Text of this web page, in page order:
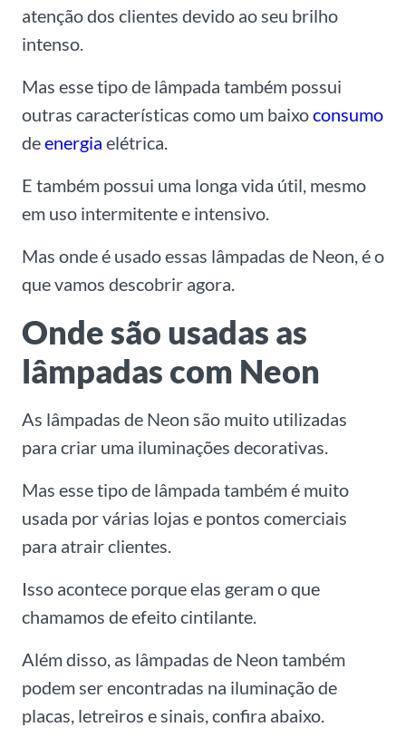
atenção dos clientes devido ao seu brilho
intenso.
Mas esse tipo de lâmpada também possui
outras características como um baixoconsumo
deenergia elétrica.
E também possui uma longa vida útil, mesmo
em uso intermitente e intensivo.
Mas onde é usado essas lâmpadas de Neon, é o
que vamos descobrir agora.
Onde são usadas as
lâmpadas com Neon
As lâmpadas de Neon são muito utilizadas
para criar uma iluminações decorativas.
Mas esse tipo de lâmpada também é muito
usada por várias lojas e pontos comerciais
para atrair clientes.
Isso acontece porque elas geram o que
chamamos de efeito cintilante.
Além disso, as lâmpadas de Neon também
podem ser encontradas na iluminação de
placas, letreiros e sinais, confira abaixo.